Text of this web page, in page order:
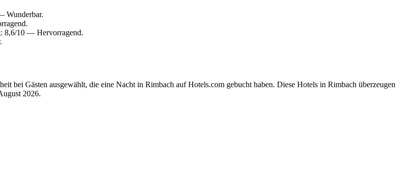
Wunderbar.
8,6/10 — Hervorragend.
bei Gästen ausgewählt, die eine Nacht in Rimbach auf Hotels.com gebucht haben. Diese Hotels in Rimbach überzeugen
2026.